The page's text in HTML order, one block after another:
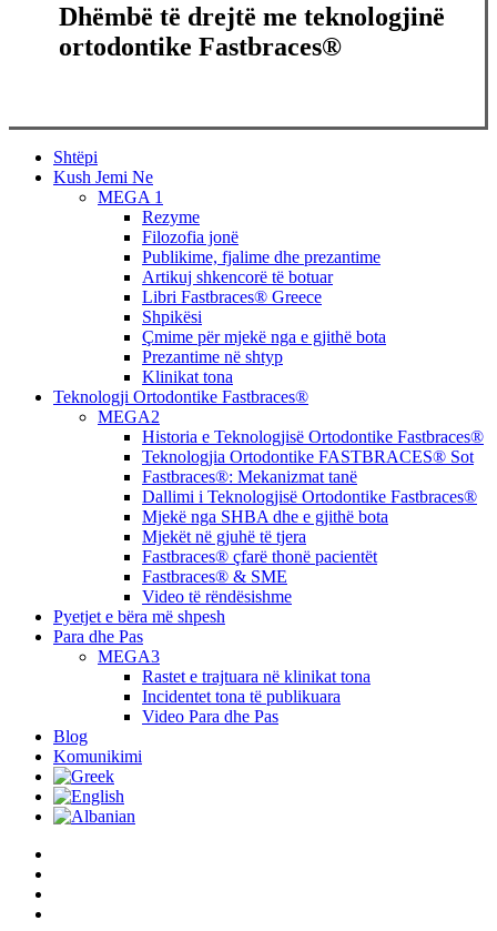
Dhëmbë të drejtë me teknologjinë
ortodontike Fastbraces®
Close
Menu
Shtëpi
Kush Jemi Ne
MEGA 1
Rezyme
Filozofia jonë
Publikime, fjalime dhe prezantime
Artikuj shkencorë të botuar
Libri Fastbraces® Greece
Shpikësi
Çmime për mjekë nga e gjithë bota
Prezantime në shtyp
Klinikat tona
Teknologji Ortodontike Fastbraces®
MEGA2
Historia e Teknologjisë Ortodontike Fastbraces®
Teknologjia Ortodontike FASTBRACES® Sot
Fastbraces®: Mekanizmat tanë
Dallimi i Teknologjisë Ortodontike Fastbraces®
Mjekë nga SHBA dhe e gjithë bota
Mjekët në gjuhë të tjera
Fastbraces® çfarë thonë pacientët
Fastbraces® & SME
Video të rëndësishme
Pyetjet e bëra më shpesh
Para dhe Pas
MEGA3
Rastet e trajtuara në klinikat tona
Incidentet tona të publikuara
Video Para dhe Pas
Blog
Komunikimi